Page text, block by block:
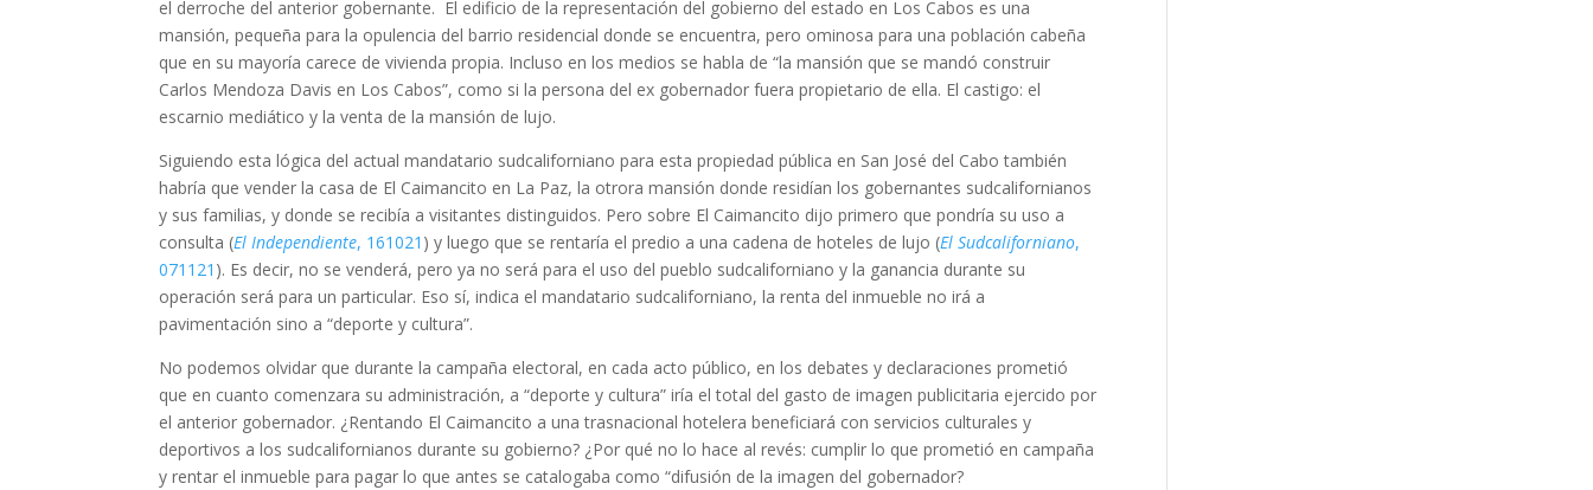
el derroche del anterior gobernante. El edificio de la representación del gobierno del estado en Los Cabos es una
mansión, pequeña para la opulencia del barrio residencial donde se encuentra, pero ominosa para una población cabeña
que en su mayoría carece de vivienda propia. Incluso en los medios se habla de “la mansión que se mandó construir
Carlos Mendoza Davis en Los Cabos”, como si la persona del ex gobernador fuera propietario de ella. El castigo: el
escarnio mediático y la venta de la mansión de lujo.
Siguiendo esta lógica del actual mandatario sudcaliforniano para esta propiedad pública en San José del Cabo también
habría que vender la casa de El Caimancito en La Paz, la otrora mansión donde residían los gobernantes sudcalifornianos
y sus familias, y donde se recibía a visitantes distinguidos. Pero sobre El Caimancito dijo primero que pondría su uso a
consulta (El Independiente, 161021 ) y luego que se rentaría el predio a una cadena de hoteles de lujo (El Sudcaliforniano,
071121 ). Es decir, no se venderá, pero ya no será para el uso del pueblo sudcaliforniano y la ganancia durante su
operación será para un particular. Eso sí, indica el mandatario sudcaliforniano, la renta del inmueble no irá a
pavimentación sino a “deporte y cultura”.
No podemos olvidar que durante la campaña electoral, en cada acto público, en los debates y declaraciones prometió
que en cuanto comenzara su administración, a “deporte y cultura” iría el total del gasto de imagen publicitaria ejercido por
el anterior gobernador. ¿Rentando El Caimancito a una trasnacional hotelera beneficiará con servicios culturales y
deportivos a los sudcalifornianos durante su gobierno? ¿Por qué no lo hace al revés: cumplir lo que prometió en campaña
y rentar el inmueble para pagar lo que antes se catalogaba como “difusión de la imagen del gobernador?